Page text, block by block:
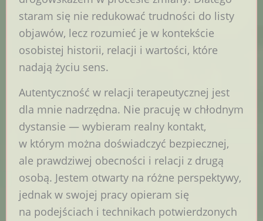
staram się nie redukować trudności do listy
objawów, lecz rozumieć je w kontekście
osobistej historii, relacji i wartości, które
nadają życiu sens.
Autentyczność w relacji terapeutycznej jest
dla mnie nadrzędna. Nie pracuję w chłodnym
dystansie — wybieram realny kontakt,
w którym można doświadczyć bezpiecznej,
ale prawdziwej obecności i relacji z drugą
osobą. Jestem otwarty na różne perspektywy,
jednak w swojej pracy opieram się
na podejściach i technikach potwierdzonych